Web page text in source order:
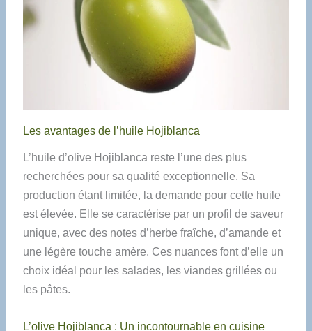
Les avantages de l’huile Hojiblanca
L’huile d’olive Hojiblanca reste l’une des plus
recherchées pour sa qualité exceptionnelle. Sa
production étant limitée, la demande pour cette huile
est élevée. Elle se caractérise par un profil de saveur
unique, avec des notes d’herbe fraîche, d’amande et
une légère touche amère. Ces nuances font d’elle un
choix idéal pour les salades, les viandes grillées ou
les pâtes.
L’olive Hojiblanca : Un incontournable en cuisine